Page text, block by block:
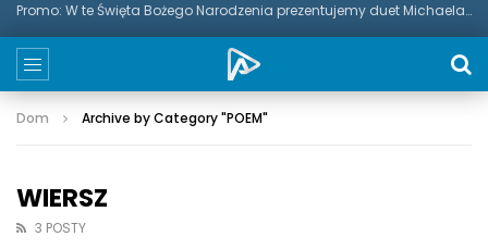
Promo: W te Święta Bożego Narodzenia prezentujemy duet Michaela Bubble'a i saksofonu
Dom Archive by Category "POEM"
WIERSZ
3 POSTY